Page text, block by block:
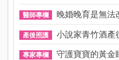
醫師專欄 晚婚晚育是無法
產後照護 小說家青竹酒產
專家專欄 守護寶寶的黃金